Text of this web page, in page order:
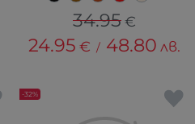
34.95€
24.95 € / 48.80 лв.
-32%